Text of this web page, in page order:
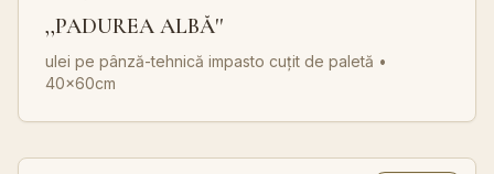
,,PADUREA ALBĂ''
ulei pe pânză-tehnică impasto cuțit de paletă •
40x60cm